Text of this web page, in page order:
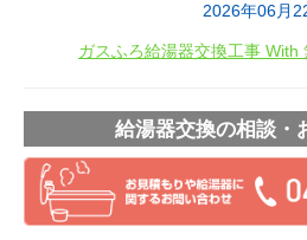
2026年06月
ガスふろ給湯器交換工事
給湯器交換の相談・